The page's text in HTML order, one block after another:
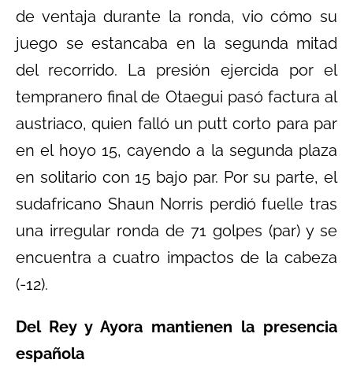
de ventaja durante la ronda, vio cómo su
juego se estancaba en la segunda mitad
del recorrido. La presión ejercida por el
tempranero final de Otaegui pasó factura al
austriaco, quien falló un putt corto para par
en el hoyo 15, cayendo a la segunda plaza
en solitario con 15 bajo par. Por su parte, el
sudafricano Shaun Norris perdió fuelle tras
una irregular ronda de 71 golpes (par) y se
encuentra a cuatro impactos de la cabeza
(-12).
Del Rey y Ayora mantienen la presencia
española